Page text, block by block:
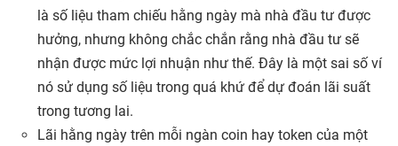
là số liệu tham chiếu hằng ngày mà nhà đầu tư được
hưởng, nhưng không chắc chắn rằng nhà đầu tư sẽ
nhận được mức lợi nhuận như thế. Đây là một sai số ví
nó sử dụng số liệu trong quá khứ để dự đoán lãi suất
trong tương lai.
Lãi hằng ngày trên mỗi ngàn coin hay token của một